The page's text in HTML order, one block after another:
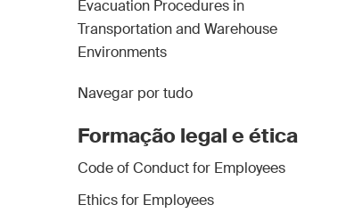
Evacuation Procedures in
Transportation and Warehouse
Environments
Navegar por tudo
Formação legal e ética
Code of Conduct for Employees
Ethics for Employees